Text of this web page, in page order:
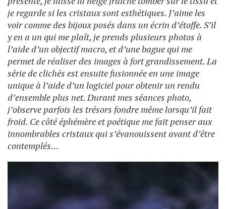
je regarde si les cristaux sont esthétiques. J’aime les
voir comme des bijoux posés dans un écrin d’étoffe. S’il
y en a un qui me plaît, je prends plusieurs photos à
l’aide d’un objectif macro, et d’une bague qui me
permet de ­réaliser des images à fort grandissement. La
série de clichés est ensuite fusionnée en une image
unique à l’aide d’un logiciel pour obtenir un rendu
d’ensemble plus net. Durant mes séances photo,
j’observe parfois les trésors fondre même lorsqu’il fait
froid. Ce côté éphémère et poétique me fait penser aux
innombrables cristaux qui s’évanouissent avant d’être
contemplés…